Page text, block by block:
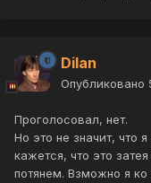
Dilan
Опубликовано
Проголосовал, нет.
Но это не значит, что
кажется, что это
потянем. Взможно я